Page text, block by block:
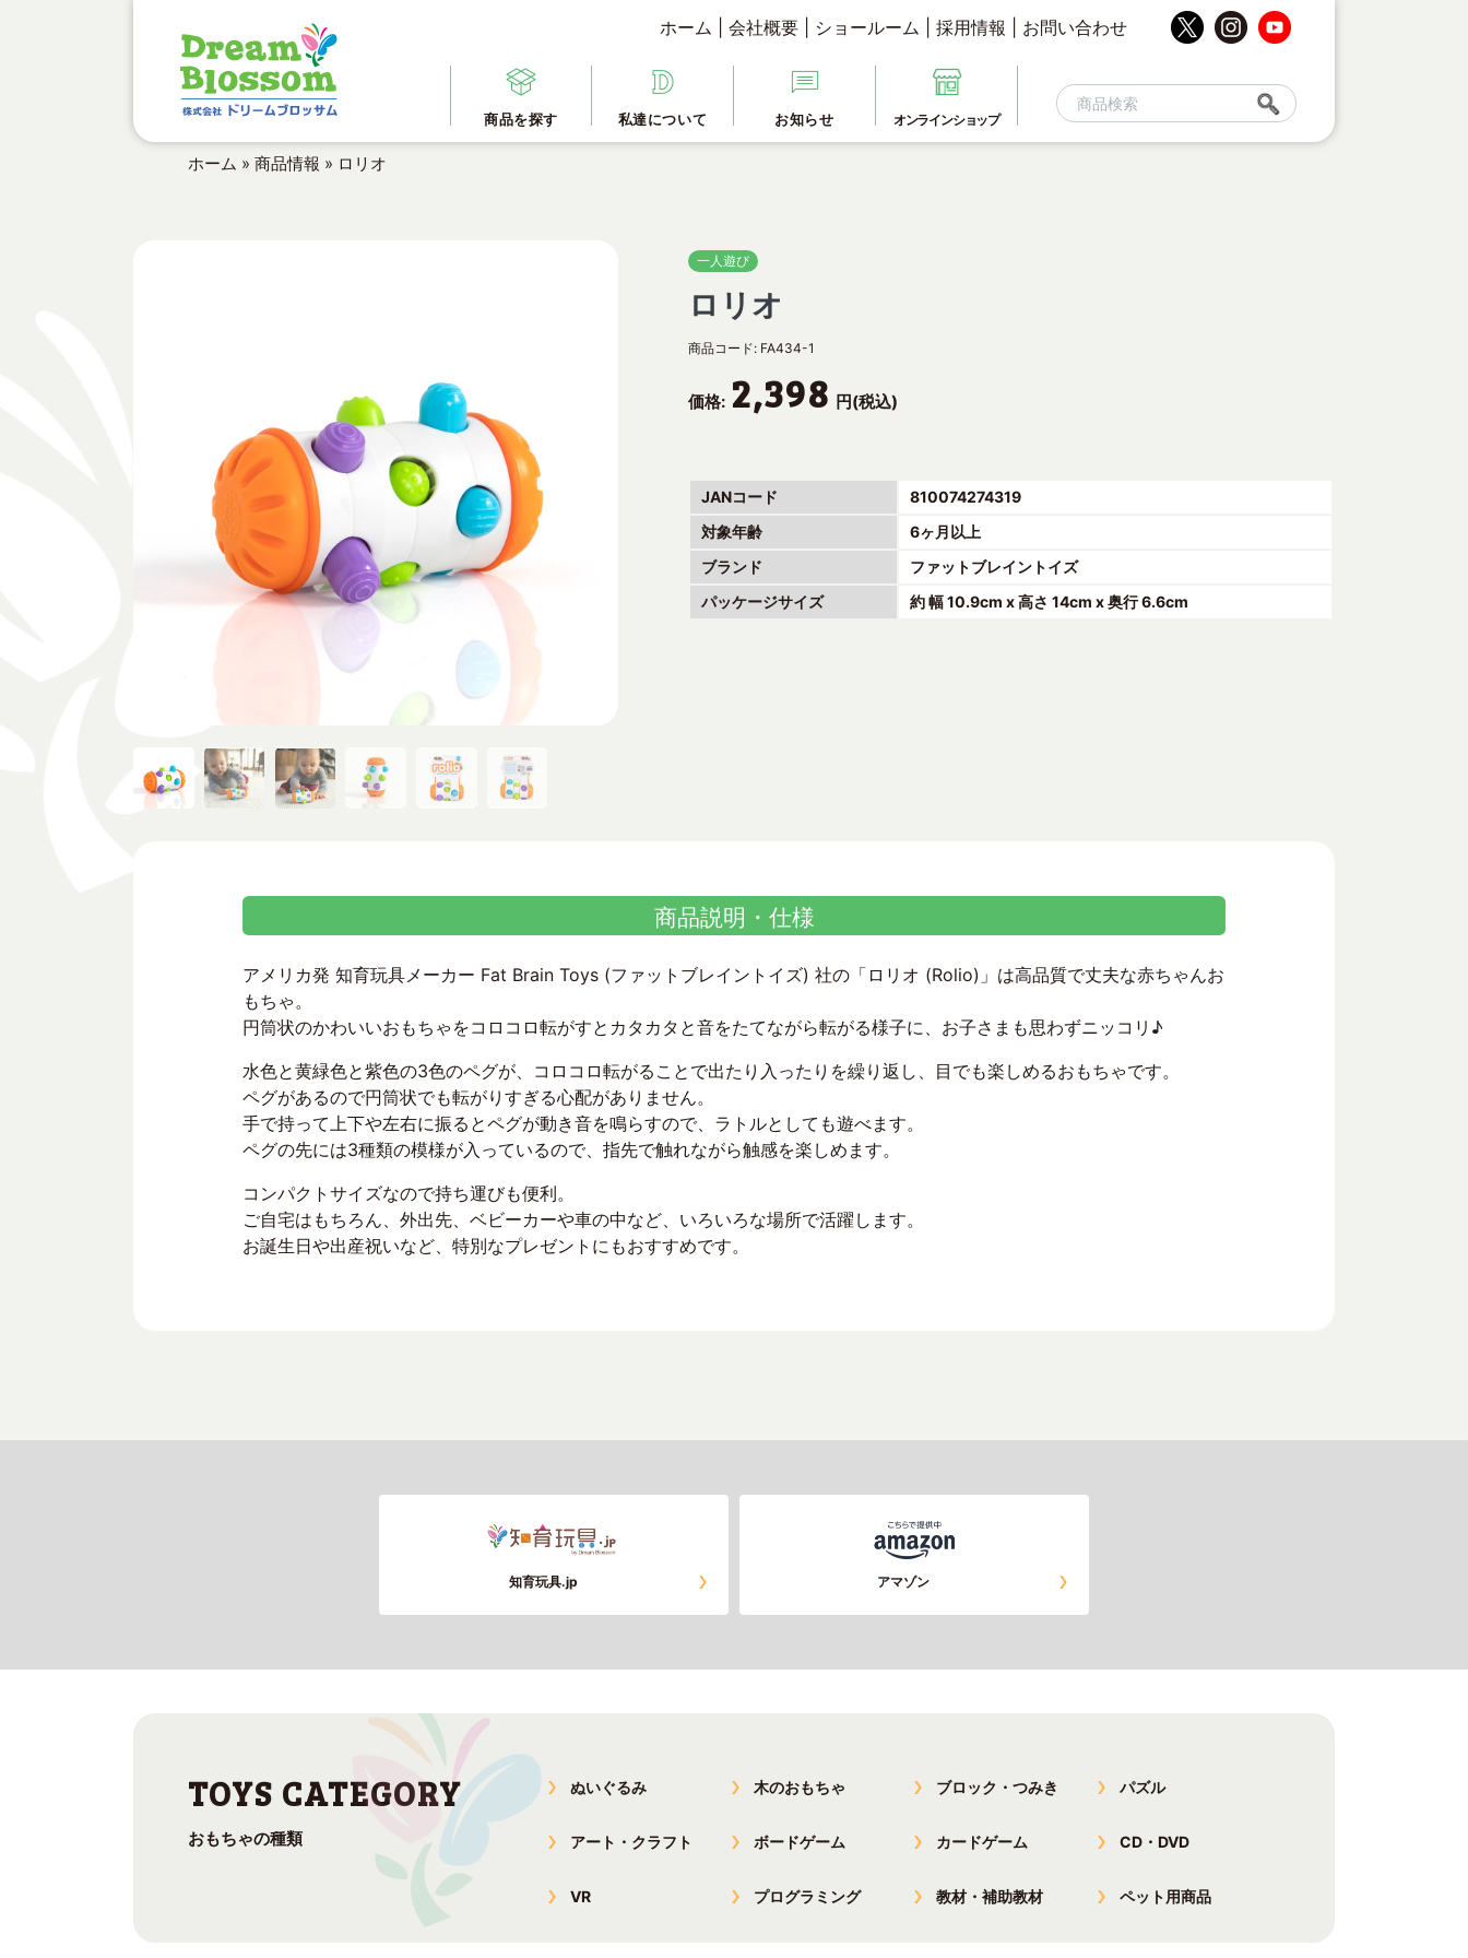
ホーム 会社概要 ショールーム 採用情報 お問い合わせ
商品を探す 私達について お知らせ オンラインショップ
ホーム » 商品情報 » ロリオ
一人遊び
ロリオ
商品コード: FA434-1
価格: 2,398 円(税込)
JANコード
810074274319
対象年齢
6ヶ月以上
ブランド
ファットブレイントイズ
パッケージサイズ
約 幅 10.9cm x 高さ 14cm x 奥行 6.6cm
商品説明・仕様
アメリカ発 知育玩具メーカー Fat Brain Toys (ファットブレイントイズ) 社の「ロリオ (Rolio)」は高品質で丈夫な赤ちゃんお
もちゃ。
円筒状のかわいいおもちゃをコロコロ転がすとカタカタと音をたてながら転がる様子に、お子さまも思わずニッコリ♪
水色と黄緑色と紫色の3色のペグが、コロコロ転がることで出たり入ったりを繰り返し、目でも楽しめるおもちゃです。
ペグがあるので円筒状でも転がりすぎる心配がありません。
手で持って上下や左右に振るとペグが動き音を鳴らすので、ラトルとしても遊べます。
ペグの先には3種類の模様が入っているので、指先で触れながら触感を楽しめます。
コンパクトサイズなので持ち運びも便利。
ご自宅はもちろん、外出先、ベビーカーや車の中など、いろいろな場所で活躍します。
お誕生日や出産祝いなど、特別なプレゼントにもおすすめです。
知育玩具.jp アマゾン
おもちゃの種類
ぬいぐるみ 木のおもちゃ ブロック・つみき パズル
アート・クラフト ボードゲーム カードゲーム CD・DVD
VR プログラミング 教材・補助教材 ペット用商品